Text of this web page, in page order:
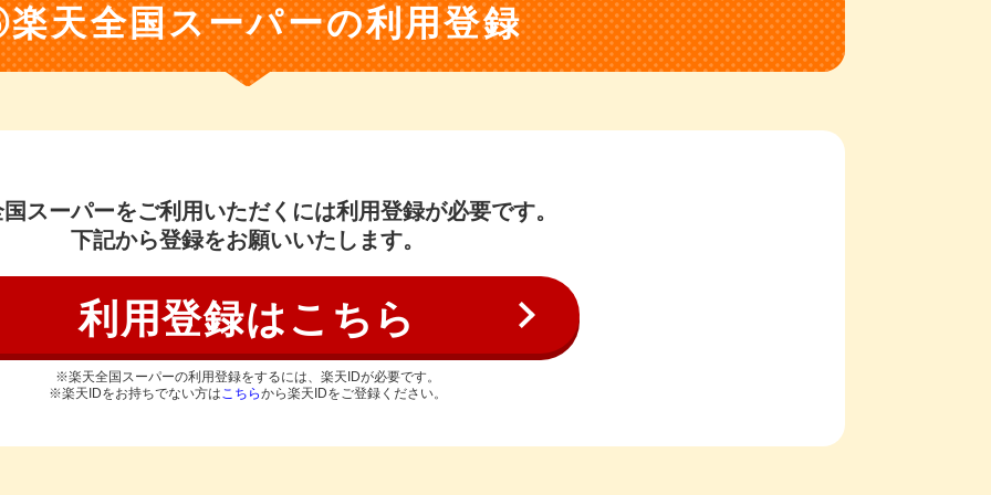
天全国スーパーの利用登録
スーパーをご利用いただくには利用登録が必要です。
下記から登録をお願いいたします。
利用登録はこちら
※楽天全国スーパーの利用登録をするには、楽天IDが必要です。
※楽天IDをお持ちでない方は こちらから楽天IDをご登録ください。